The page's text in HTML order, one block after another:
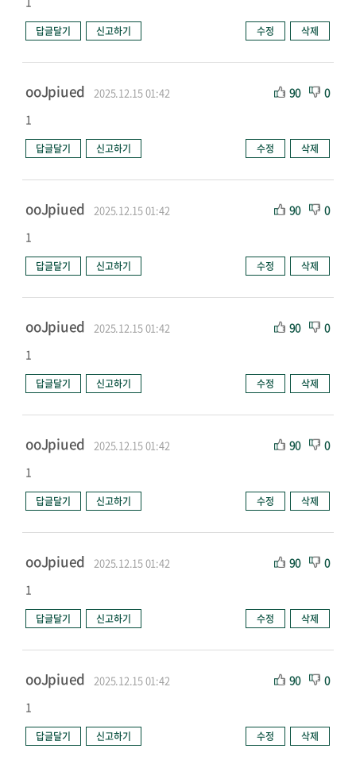
답글달기 신고하기 수정 삭제
ooJpiued 2025.12.15 01:42 90
0
1
답글달기 신고하기 수정 삭제
ooJpiued 2025.12.15 01:42 90
0
1
답글달기 신고하기 수정 삭제
ooJpiued 2025.12.15 01:42 90
0
1
답글달기 신고하기 수정 삭제
ooJpiued 2025.12.15 01:42 90
0
1
답글달기 신고하기 수정 삭제
ooJpiued 2025.12.15 01:42 90
0
1
답글달기 신고하기 수정 삭제
ooJpiued 2025.12.15 01:42 90
0
1
답글달기 신고하기 수정 삭제